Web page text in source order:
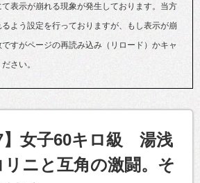
表示が崩れる現象が発生しております。当方
よう設定を行っておりますが、もし表示が崩
すがページの再読み込み（リロード）かキャ
さい。
】女子60キロ級 湯浅
リニと互角の激闘。そ